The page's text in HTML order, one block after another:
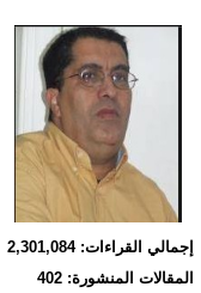
إجمالي القراءات: 2,301,084
المقالات المنشورة: 402